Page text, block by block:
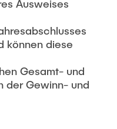
Ausweises
können diese
Gesamt- und
der Gewinn- und